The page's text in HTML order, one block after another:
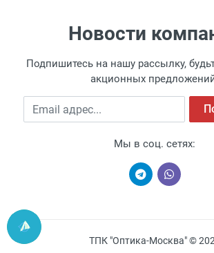
Новости
Подпишитесь на нашу рассылку,
акционных
Email адрес
Мы в соц. сетях:
ТПК "Оптика-Москва" ©